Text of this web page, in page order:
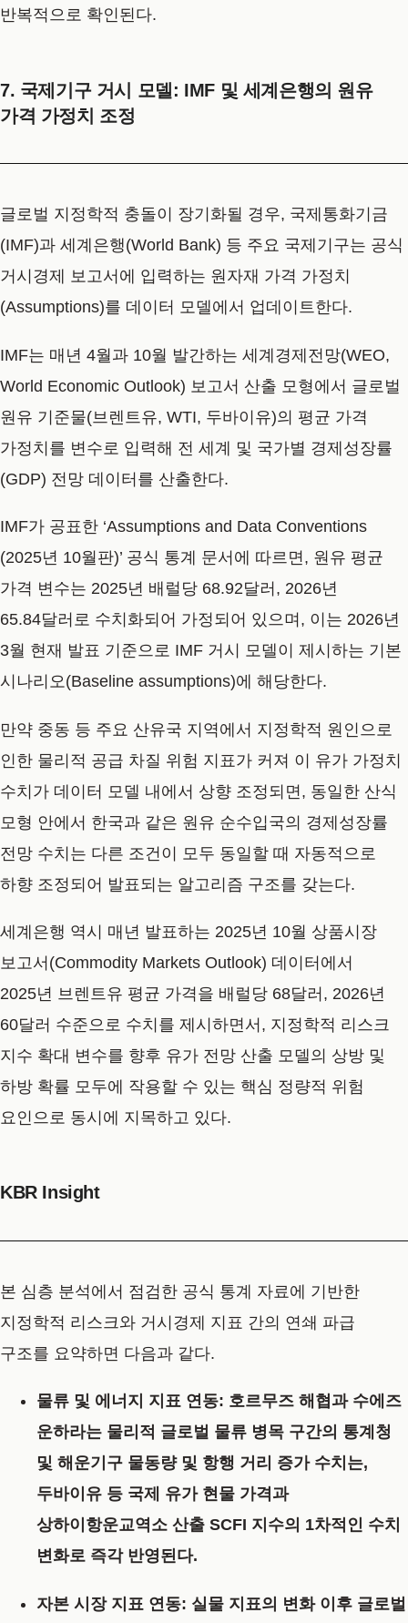
반복적으로 확인된다.
7. 국제기구 거시 모델: IMF 및 세계은행의 원유
가격 가정치 조정
글로벌 지정학적 충돌이 장기화될 경우, 국제통화기금
(IMF)과 세계은행(World Bank) 등 주요 국제기구는 공식
거시경제 보고서에 입력하는 원자재 가격 가정치
(Assumptions)를 데이터 모델에서 업데이트한다.
IMF는 매년 4월과 10월 발간하는 세계경제전망(WEO,
World Economic Outlook) 보고서 산출 모형에서 글로벌
원유 기준물(브렌트유, WTI, 두바이유)의 평균 가격
가정치를 변수로 입력해 전 세계 및 국가별 경제성장률
(GDP) 전망 데이터를 산출한다.
IMF가 공표한 ‘Assumptions and Data Conventions
(2025년 10월판)’ 공식 통계 문서에 따르면, 원유 평균
가격 변수는 2025년 배럴당 68.92달러, 2026년
65.84달러로 수치화되어 가정되어 있으며, 이는 2026년
3월 현재 발표 기준으로 IMF 거시 모델이 제시하는 기본
시나리오(Baseline assumptions)에 해당한다.
만약 중동 등 주요 산유국 지역에서 지정학적 원인으로
인한 물리적 공급 차질 위험 지표가 커져 이 유가 가정치
수치가 데이터 모델 내에서 상향 조정되면, 동일한 산식
모형 안에서 한국과 같은 원유 순수입국의 경제성장률
전망 수치는 다른 조건이 모두 동일할 때 자동적으로
하향 조정되어 발표되는 알고리즘 구조를 갖는다.
세계은행 역시 매년 발표하는 2025년 10월 상품시장
보고서(Commodity Markets Outlook) 데이터에서
2025년 브렌트유 평균 가격을 배럴당 68달러, 2026년
60달러 수준으로 수치를 제시하면서, 지정학적 리스크
지수 확대 변수를 향후 유가 전망 산출 모델의 상방 및
하방 확률 모두에 작용할 수 있는 핵심 정량적 위험
요인으로 동시에 지목하고 있다.
KBR Insight
본 심층 분석에서 점검한 공식 통계 자료에 기반한
지정학적 리스크와 거시경제 지표 간의 연쇄 파급
구조를 요약하면 다음과 같다.
물류 및 에너지 지표 연동: 호르무즈 해협과 수에즈
운하라는 물리적 글로벌 물류 병목 구간의 통계청
및 해운기구 물동량 및 항행 거리 증가 수치는,
두바이유 등 국제 유가 현물 가격과
상하이항운교역소 산출 SCFI 지수의 1차적인 수치
변화로 즉각 반영된다.
자본 시장 지표 연동: 실물 지표의 변화 이후 글로벌